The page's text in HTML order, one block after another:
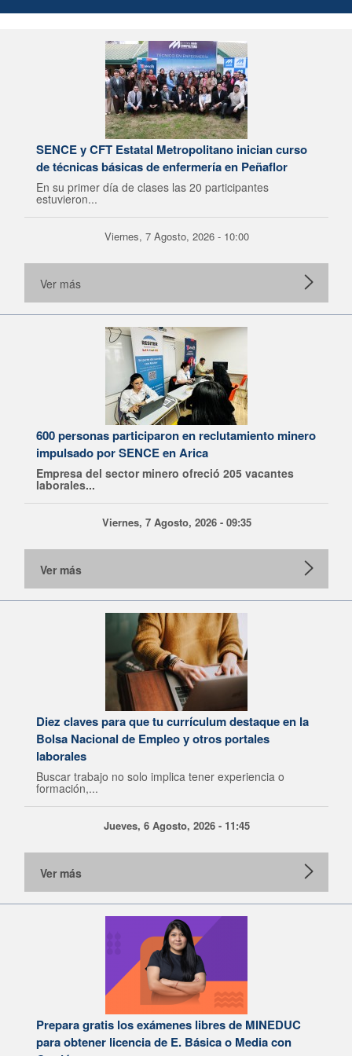
SENCE y CFT Estatal Metropolitano inician curso
de técnicas básicas de enfermería en Peñaflor
En su primer día de clases las 20 participantes
estuvieron...
Viernes, 7 Agosto, 2026 - 10:00
Ver más
600 personas participaron en reclutamiento minero
impulsado por SENCE en Arica
Empresa del sector minero ofreció 205 vacantes
laborales...
Viernes, 7 Agosto, 2026 - 09:35
Ver más
Diez claves para que tu currículum destaque en la
Bolsa Nacional de Empleo y otros portales
laborales
Buscar trabajo no solo implica tener experiencia o
formación,...
Jueves, 6 Agosto, 2026 - 11:45
Ver más
Prepara gratis los exámenes libres de MINEDUC
para obtener licencia de E. Básica o Media con